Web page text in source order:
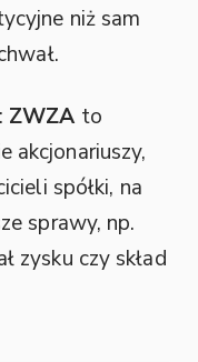
niż sam
ZWZA to
akcjonariuszy,
spółki, na
sprawy, np.
zysku czy skład